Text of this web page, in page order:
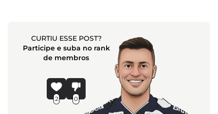
CURTIU ESSE POST?
Participe e suba no rank
de membros
2 0